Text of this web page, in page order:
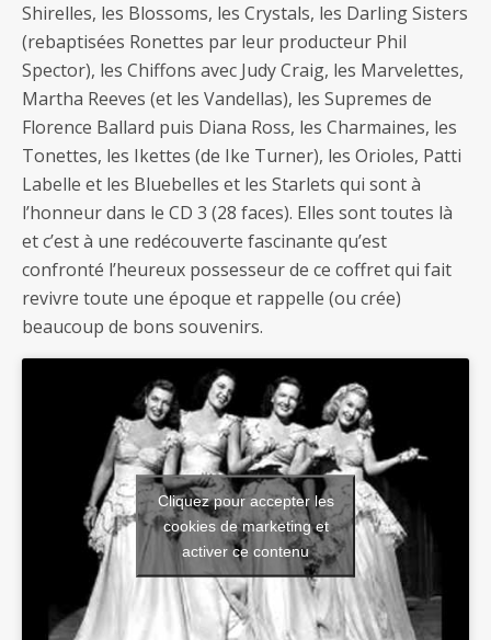
Shirelles, les Blossoms, les Crystals, les Darling Sisters
(rebaptisées Ronettes par leur producteur Phil
Spector), les Chiffons avec Judy Craig, les Marvelettes,
Martha Reeves (et les Vandellas), les Supremes de
Florence Ballard puis Diana Ross, les Charmaines, les
Tonettes, les Ikettes (de Ike Turner), les Orioles, Patti
Labelle et les Bluebelles et les Starlets qui sont à
l’honneur dans le CD 3 (28 faces). Elles sont toutes là
et c’est à une redécouverte fascinante qu’est
confronté l’heureux possesseur de ce coffret qui fait
revivre toute une époque et rappelle (ou crée)
beaucoup de bons souvenirs.
Cliquez pour accepter les
cookies de marketing et
activer ce contenu